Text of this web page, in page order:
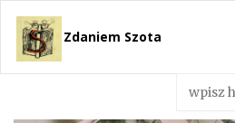
Zdaniem Szota